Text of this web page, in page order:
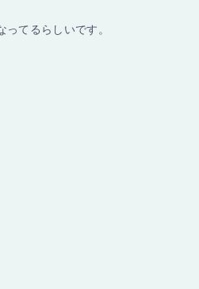
てるらしいです。